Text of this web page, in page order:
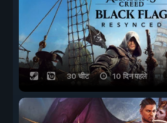
30 चीट 10 दिन पहले